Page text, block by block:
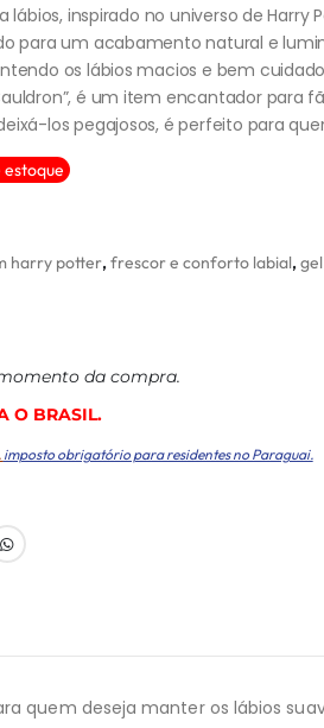
lábios, inspirado no universo de
para um acabamento natural e
os lábios macios e bem
é um item encantador para
los pegajosos, é perfeito para
estoque
harry potter,frescor e conforto labial,
da compra.
O BRASIL.
imposto obrigatório para residentes no Paraguai.
quem deseja manter os lábios